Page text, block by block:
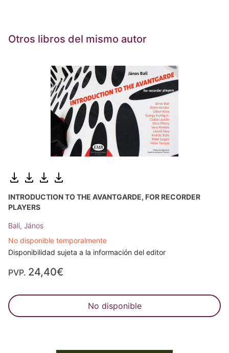
Otros libros del mismo autor
INTRODUCTION TO THE AVANTGARDE, FOR RECORDER
PLAYERS
Bali, János
No disponible temporalmente
Disponibilidad sujeta a la información del editor
PVP. 24,40€
No disponible